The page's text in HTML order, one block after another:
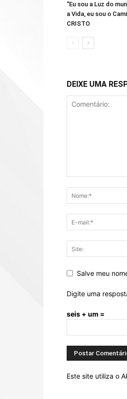
“Eu sou a Luz do
a Vida, eu sou o
CRISTO
DEIXE UMA
Salve meu
Digite uma
seis + um =
Este site utiliza o